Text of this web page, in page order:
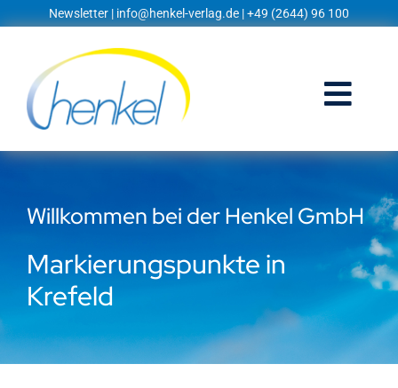
Inhalt
Newsletter | info@henkel-verlag.de | +49 (2644) 96 100
Startseite
Shop
Blog
Prospekte
Techniklexikon
Willkommen bei der Henkel GmbH
Markierungspunkte in
Krefeld